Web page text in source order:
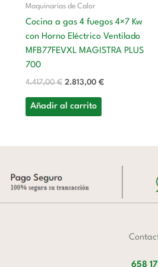
Maquinarias de Calor
Cocina a gas 4 fuegos 4×7 Kw
con Horno Eléctrico Ventilado
MFB77FEVXL MAGISTRA PLUS
700
4.417,00€ 2.813,00 €
Añadir al carrito
658